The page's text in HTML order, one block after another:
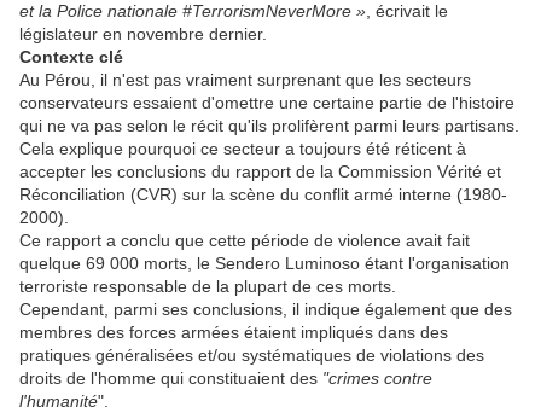
et la Police nationale #TerrorismNeverMore » , écrivait le
législateur en novembre dernier.
Contexte clé
Au Pérou, il n'est pas vraiment surprenant que les secteurs
conservateurs essaient d'omettre une certaine partie de l'histoire
qui ne va pas selon le récit qu'ils prolifèrent parmi leurs partisans.
Cela explique pourquoi ce secteur a toujours été réticent à
accepter les conclusions du rapport de la Commission Vérité et
Réconciliation (CVR) sur la scène du conflit armé interne (1980-
2000).
Ce rapport a conclu que cette période de violence avait fait
quelque 69 000 morts, le Sendero Luminoso étant l'organisation
terroriste responsable de la plupart de ces morts.
Cependant, parmi ses conclusions, il indique également que des
membres des forces armées étaient impliqués dans des
pratiques généralisées et/ou systématiques de violations des
droits de l'homme qui constituaient des "crimes contre
l'humanité".